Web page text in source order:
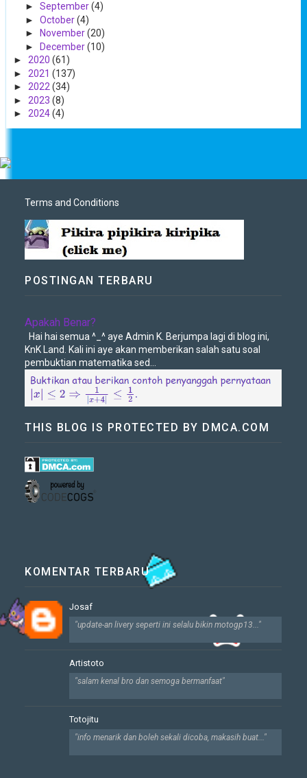
► September(4)
► October(4)
►
November(20)
►
December(10)
► 2020 (61)
► 2021 (137)
► 2022(34)
► 2023 (8)
► 2024(4)
Terms and Conditions
POSTINGAN TERBARU
Apakah Benar?
Hai hai semua ^_^ aye Admin K. Berjumpa lagi di blog ini,
KnK Land. Kali ini aye akan memberikan salah satu soal
pembuktian matematika sed...
THIS BLOG IS PROTECTED BY DMCA.COM
KOMENTAR TERBARU
Josaf
"update-an livery seperti ini selalu bikin motogp13..."
Artistoto
"salam kenal bro dan semoga bermanfaat"
Totojitu
"info menarik dan boleh sekali dicoba, makasih buat..."